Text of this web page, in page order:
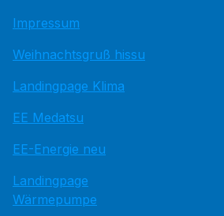
Impressum
Weihnachtsgruß hissu
Landingpage Klima
EE Medatsu
EE-Energie neu
Landingpage
Wärmepumpe